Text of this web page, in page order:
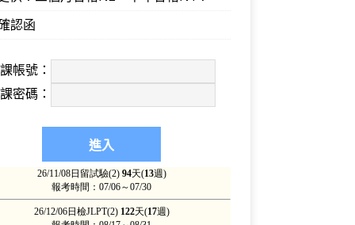
認函
帳號：
密碼：